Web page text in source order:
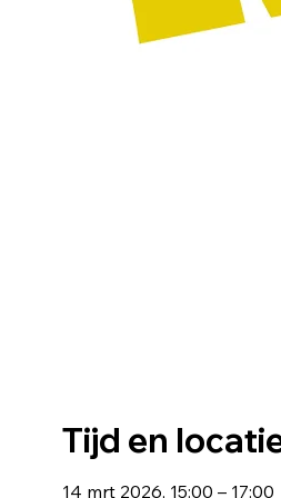
Tijd en
14 mrt 2026, 15:00 – 17:00